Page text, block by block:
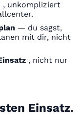
, unkompliziert
— du sagst,
mit dir, nicht
, nicht nur
Einsatz.